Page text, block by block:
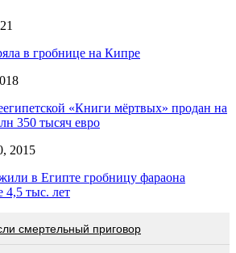
в гробнице на Кипре
«Книги мёртвых» продан на
350 тысяч евро
2015
в Египте гробницу фараона
4,5 тыс. лет
смертельный приговор